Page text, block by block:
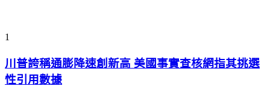
1
川普誇稱通膨降速創新高 美國事實查核網指其挑選
性引用數據